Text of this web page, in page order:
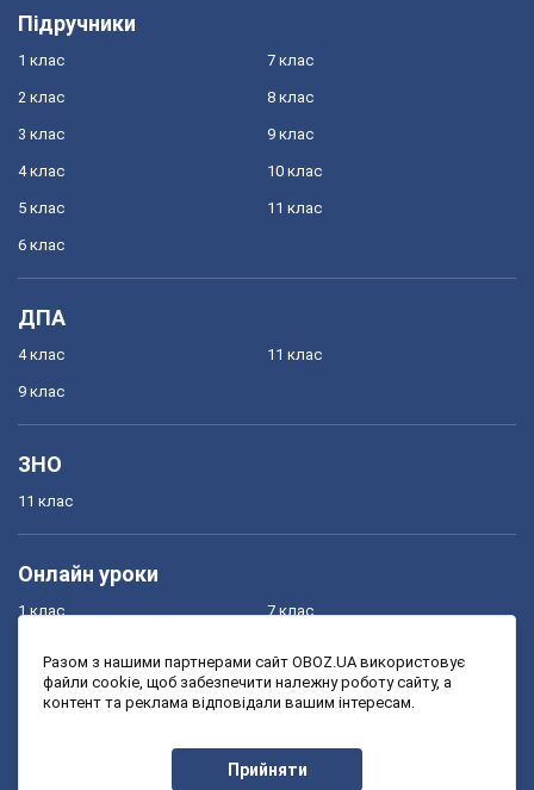
Підручники
1 клас
2 клас
3 клас
4 клас
5 клас
6 клас
7 клас
8 клас
9 клас
10 клас
11 клас
ДПА
4 клас
9 клас
11 клас
ЗНО
11 клас
Онлайн уроки
1 клас
3 клас
7 клас
9 клас
Разом з нашими партнерами сайт OBOZ.UA використовує
файли cookie, щоб забезпечити належну роботу сайту, а
контент та реклама відповідали вашим інтересам.
Прийняти